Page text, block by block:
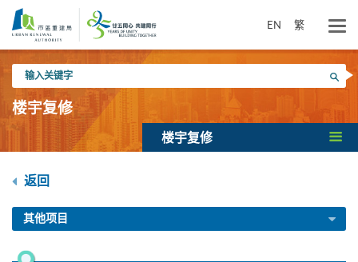
内
EN 繁
入
关
键
搜寻
楼宇复修
楼宇复修
返回
其他项目